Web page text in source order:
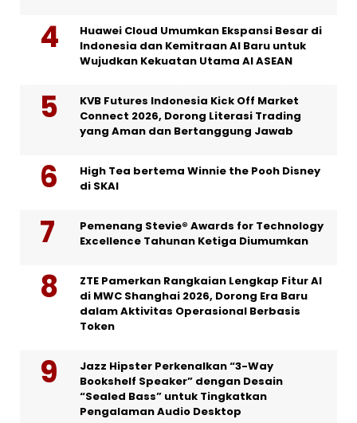
Huawei Cloud Umumkan Ekspansi Besar di
Indonesia dan Kemitraan AI Baru untuk
Wujudkan Kekuatan Utama AI ASEAN
KVB Futures Indonesia Kick Off Market
Connect 2026, Dorong Literasi Trading
yang Aman dan Bertanggung Jawab
High Tea bertema Winnie the Pooh Disney
di SKAI
Pemenang Stevie® Awards for Technology
Excellence Tahunan Ketiga Diumumkan
ZTE Pamerkan Rangkaian Lengkap Fitur AI
di MWC Shanghai 2026, Dorong Era Baru
dalam Aktivitas Operasional Berbasis
Token
Jazz Hipster Perkenalkan “3-Way
Bookshelf Speaker” dengan Desain
“Sealed Bass” untuk Tingkatkan
Pengalaman Audio Desktop